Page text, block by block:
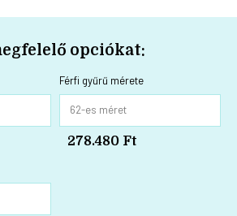
opciókat:
Férfi gyűrű mérete
278.480 Ft